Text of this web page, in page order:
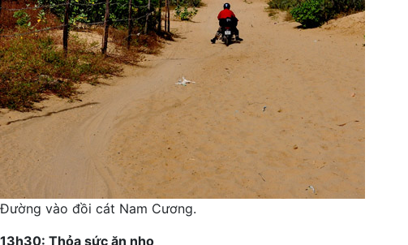
Đường vào đồi cát Nam Cương.
13h30: Thỏa sức ăn nho